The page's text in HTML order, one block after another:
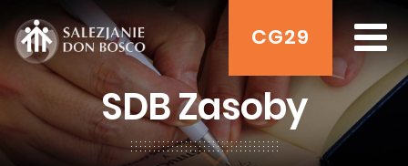
CG29
SDB Zasoby